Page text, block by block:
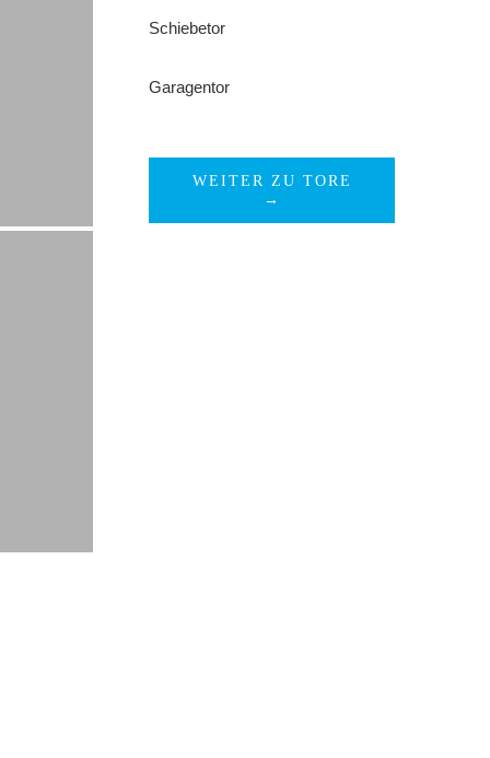
Schiebetor
Garagentor
WEITER ZU TORE
→